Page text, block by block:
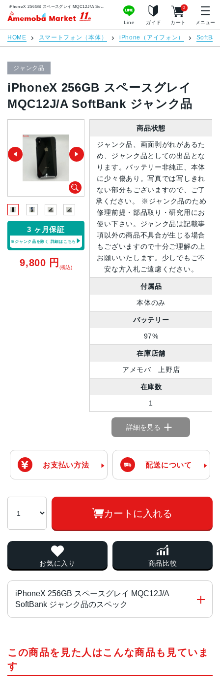
アメモバマーケット
Line ガイド カート
0
メニュー
HOME スマートフォン（本体） iPhone（アイフォン）
ジャンク品
iPhoneX 256GB スペースグレイ
MQC12J/A SoftBank ジャンク品
3 ヶ月保証
※ジャンク品を除く 詳細はこちら
9,800 円 (税込)
商品状態
ジャンク品、画面剥がれがあるた
め、ジャンク品としての出品とな
ります。バッテリー非純正、本体
に少々傷あり。写真では写しきれ
ない部分もございますので、ご了
承ください。 ※ジャンク品のため
修理前提・部品取り・研究用にお
使い下さい。ジャンク品は記載事
項以外の商品不具合が生じる場合
もございますので十分ご理解の上
お願いいたします。少しでもご不
安な方入札ご遠慮ください。
付属品
本体のみ
バッテリー
97%
在庫店舗
アメモバ 上野店
在庫数
1
詳細を見る
お支払い方法 配送について
カートに入れる
お気に入り 商品比較
iPhoneX 256GB スペースグレイ MQC12J/A
SoftBank ジャンク品のスペック
Apple A11 Bionic
この商品を見た人はこんな商品も見ていま
す